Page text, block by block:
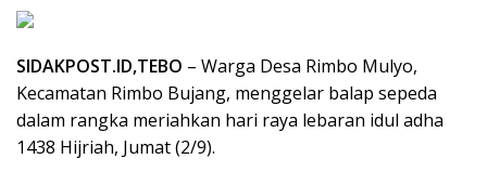
SIDAKPOST.ID,TEBO – Warga Desa Rimbo Mulyo,
Kecamatan Rimbo Bujang, menggelar balap sepeda
dalam rangka meriahkan hari raya lebaran idul adha
1438 Hijriah, Jumat (2/9).